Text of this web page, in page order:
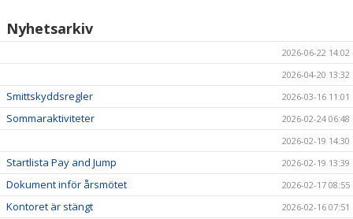
Nyhetsarkiv
2026-06-22 14:02
2026-04-20 13:32
Smittskyddsregler 2026-03-16 11:01
Sommaraktiviteter
2026-02-24 06:48
2026-02-19 14:30
Startlista Pay and Jump 2026-02-19 13:39
Dokument inför årsmötet 2026-02-17 08:55
Kontoret är stängt
2026-02-16 07:51